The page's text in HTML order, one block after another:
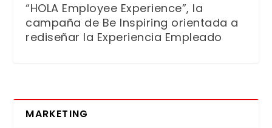
“HOLA Employee Experience”, la
campaña de Be Inspiring orientada a
rediseñar la Experiencia Empleado
MARKETING